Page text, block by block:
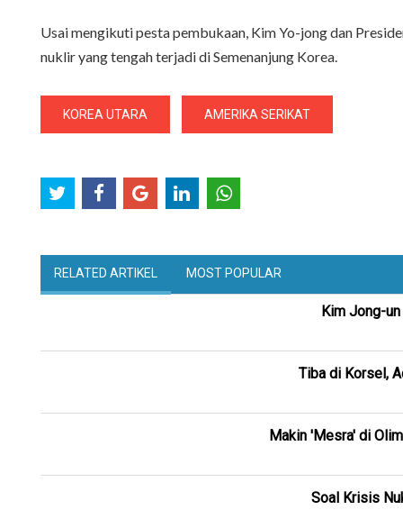
Usai mengikuti pesta pembukaan, Kim Yo-jong dan
nuklir yang tengah terjadi di Semenanjung Korea.
KOREA UTARA AMERIKA SERIKAT
RELATED ARTIKEL MOST POPULAR
Kim Jong-
Tiba di Korsel,
Makin 'Mesra' di
Soal Krisis